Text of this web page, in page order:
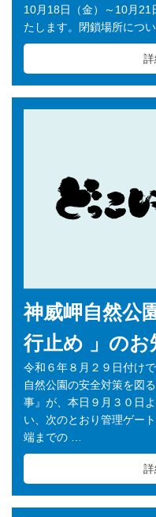
10月18日（金）～10月21
たします。閉鎖場所につ
神威岬自然公
行止め 」のお
令和６年８月２９日付け
自然公園の安全対策を図
事』が、本日９月３０日
い、次のとおり管理ゲー
端までの …